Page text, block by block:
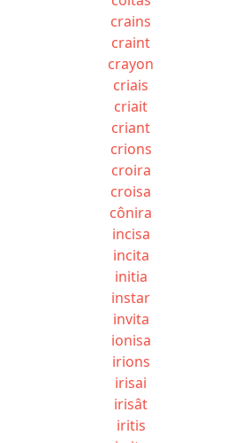
crains
craint
crayon
criais
criait
criant
crions
croira
croisa
cônira
incisa
incita
initia
instar
invita
ionisa
irions
irisai
irisât
iritis